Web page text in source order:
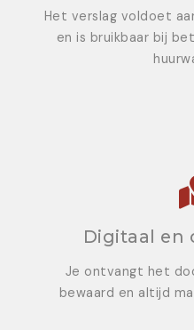
Het verslag voldoet
en is bruikbaar bij
Digitaal en
Je ontvangt het
bewaard en altijd